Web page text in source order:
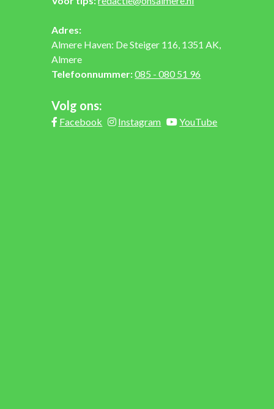
Adres:
Almere Haven: De Steiger 116, 1351 AK,
Almere
Telefoonnummer:085 - 080 51 96
Volg ons:
Facebook Instagram YouTube